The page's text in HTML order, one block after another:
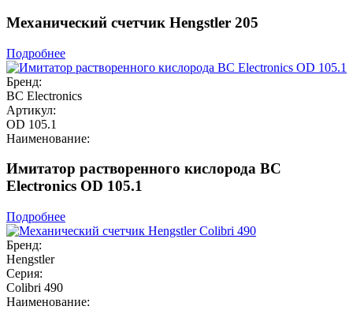
Механический счетчик Hengstler 205
Подробнее
Бренд:
BC Electronics
Артикул:
OD 105.1
Наименование:
Имитатор растворенного кислорода BC
Electronics OD 105.1
Подробнее
Бренд:
Hengstler
Серия:
Colibri 490
Наименование: